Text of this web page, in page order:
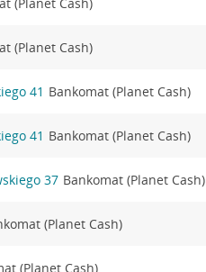
(Planet Cash)
41 Bankomat (Planet Cash)
41 Bankomat (Planet Cash)
37 Bankomat (Planet Cash)
(Planet Cash)
(Planet Cash)